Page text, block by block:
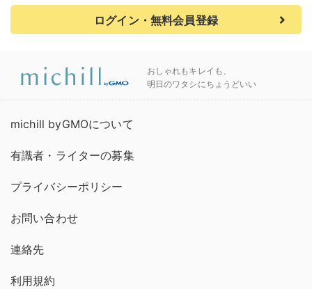
ログイン・無料会員登録
おしゃれもキレイも、
明日のワタシにちょうどいい
michill byGMOについて
有識者・ライターの募集
プライバシーポリシー
お問い合わせ
連絡先
利用規約